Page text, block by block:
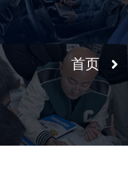
首页